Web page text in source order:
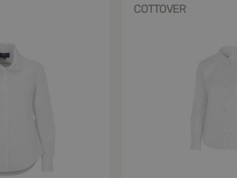
COTTOVER